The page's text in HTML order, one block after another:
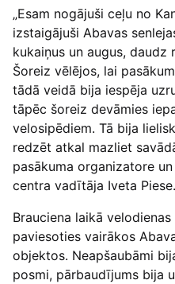
„Esam nogājuši ceļu no
izstaigājuši Abavas
kukaiņus un augus, daudz
Šoreiz vēlējos, lai
tādā veidā bija iespēja
tāpēc šoreiz devāmies
velosipēdiem. Tā bija
redzēt atkal mazliet
pasākuma organizatore
centra vadītāja Iveta Piese.
Brauciena laikā
paviesoties vairākos
objektos. Neapšaubāmi
posmi, pārbaudījums bija